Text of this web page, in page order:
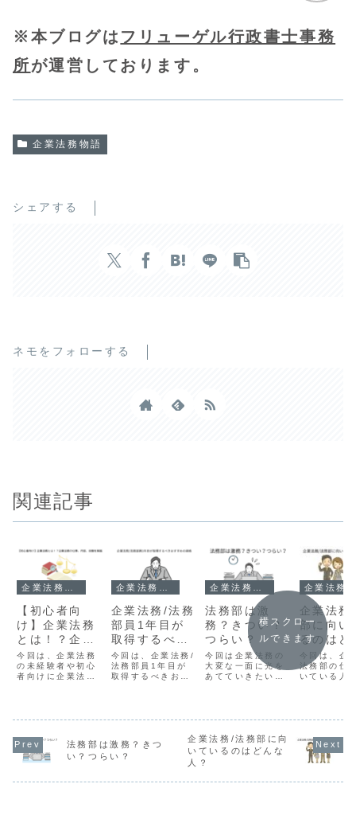
※本ブログは フリューゲル行政書士事務
所が運営しております。
企業法務物語
シェアする
ネモをフォローする
関連記事
【初心者向
け】企業法務
とは！？企業
法務の仕事、
内容、役割を
解説
今回は、企業法務
の未経験者や初心
者向けに企業法務
すめの本などにつ
いても紹介してい
ます。企業法務の
企業法務/法務
部員1年目が
取得するべき
おすすめの資
格
今回は、企業法務/
法務部員1年目が
取得するべきおす
つの資格をご紹介
していきます。
法務部は激
務？きつい？
つらい？
今回は企業法務の
大変な一面に光を
あてていきたいと
とでそれらがわか
ると思います。
企業法務
部に向い
るのはど
人？
今回は、企
法務部の仕
いている人
て分析して
す。
横スクロー
ルできます
法務部は激務？きつ
い？つらい？
企業法務/法務部に向
いているのはどんな
人？